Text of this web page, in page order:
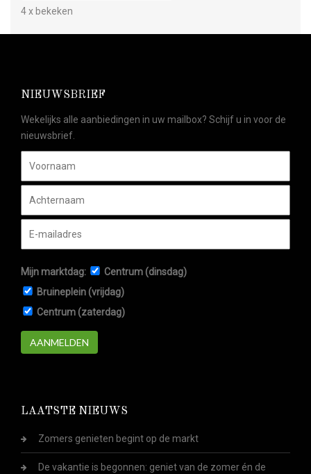
4 x bekeken
NIEUWSBRIEF
Wekelijks alle aanbiedingen in uw mailbox? Schijf u in voor de
nieuwsbrief.
Mijn marktdag:
Centrum (dinsdag)
Bruineplein (vrijdag)
Centrum (zaterdag)
AANMELDEN
LAATSTE NIEUWS
Zomers genieten begint op de markt
De vakantie is begonnen: geniet van de zomer én de